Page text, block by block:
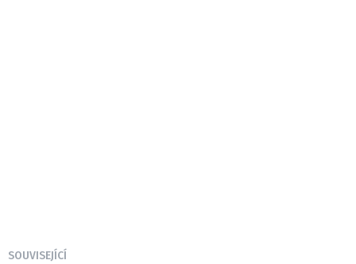
SOUVISEJÍCÍ